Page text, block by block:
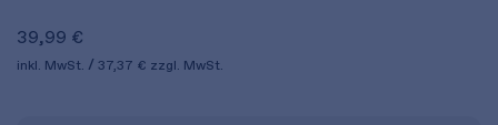
39,99 €
inkl. MwSt. 37,37 € zzgl. MwSt.